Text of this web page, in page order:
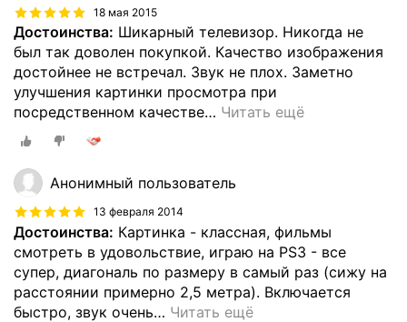
18 мая 2015
Достоинства: Шикарный телевизор. Никогда не
был так доволен покупкой. Качество изображения
достойнее не встречал. Звук не плох. Заметно
улучшения картинки просмотра при
посредственном качестве… Читать ещё
Анонимный пользователь
13 февраля 2014
Достоинства: Картинка - классная, фильмы
смотреть в удовольствие, играю на PS3 - все
супер, диагональ по размеру в самый раз (сижу на
расстоянии примерно 2,5 метра). Включается
быстро, звук очень… Читать ещё